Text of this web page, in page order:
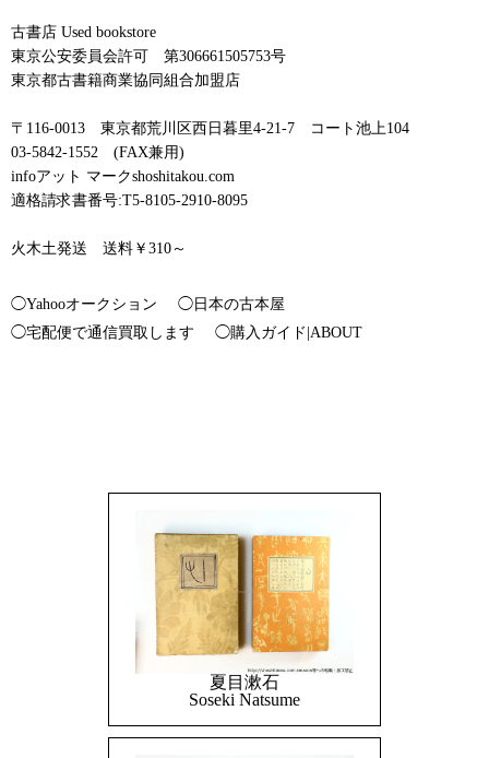
古書店 Used bookstore
東京公安委員会許可 第306661505753号
東京都古書籍商業協同組合加盟店
〒116-0013 東京都荒川区西日暮里4-21-7 コート池上104
03-5842-1552 (FAX兼用)
infoアット マークshoshitakou.com
適格請求書番号:T5-8105-2910-8095
火木土発送 送料￥310～
◯Yahooオークション
◯日本の古本屋
◯宅配便で通信買取します
◯購入ガイド|ABOUT
夏目漱石
Soseki Natsume